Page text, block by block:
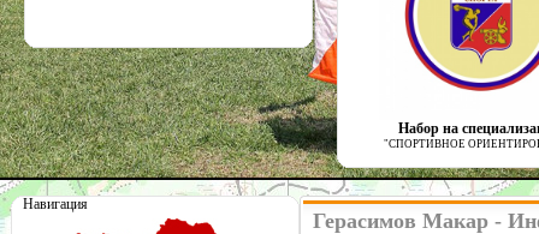
Набор на
"СПОРТИВНОЕ
Навигация
Герасимов Макар -